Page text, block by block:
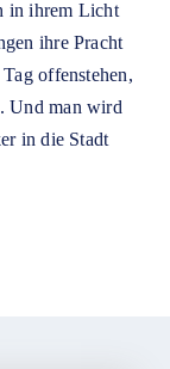
in ihrem Licht
ihre Pracht
offenstehen,
Und man wird
in die Stadt